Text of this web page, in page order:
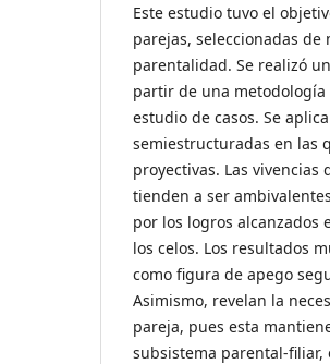
Este estudio tuvo el
parejas, seleccionadas
parentalidad. Se realizó
partir de una
estudio de casos. Se
semiestructuradas en las
proyectivas. Las
tienden a ser
por los logros alcanzados
los celos. Los resultados
como figura de apego
Asimismo, revelan la
pareja, pues esta
subsistema parental-